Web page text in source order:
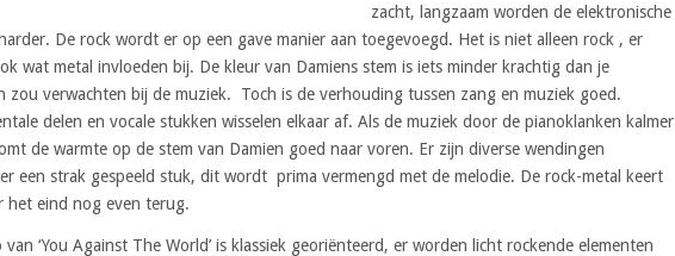
zacht, langzaam worden de elektronische
De rock wordt er op een gave manier aan toegevoegd. Het is niet alleen rock , er
wat metal invloeden bij. De kleur van Damiens stem is iets minder krachtig dan je
zou verwachten bij de muziek. Toch is de verhouding tussen zang en muziek goed.
delen en vocale stukken wisselen elkaar af. Als de muziek door de pianoklanken kalmer
de warmte op de stem van Damien goed naar voren. Er zijn diverse wendingen
een strak gespeeld stuk, dit wordt prima vermengd met de melodie. De rock-metal keert
het eind nog even terug.
‘You Against The World’ is klassiek georiënteerd, er worden licht rockende elementen